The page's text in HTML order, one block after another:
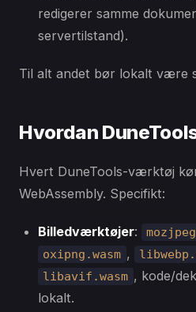
redigerer samme
servertilstand).
Til alt andet bør lokalt være
Hvordan
Hvert DuneTools-værktøj
WebAssembly. Specifikt:
Billedværktøjer:
oxipng.wasm ,
libavif.wasm , kode/
lokalt.